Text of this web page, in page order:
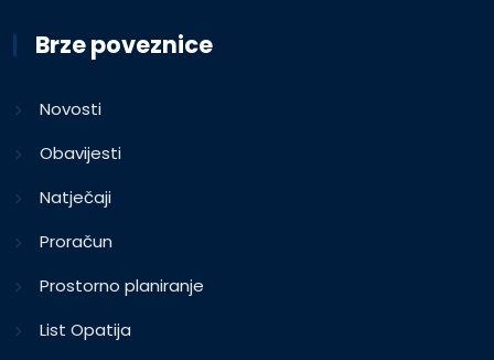
Brze poveznice
Novosti
Obavijesti
Natječaji
Proračun
Prostorno planiranje
List Opatija